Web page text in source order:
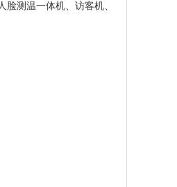
测温一体机、访客机、